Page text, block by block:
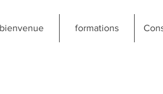
bienvenue formations